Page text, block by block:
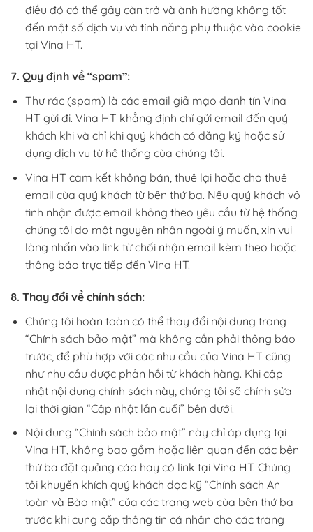
điều đó có thể gây cản trở và ảnh hưởng không tốt
đến một số dịch vụ và tính năng phụ thuộc vào cookie
tại Vina HT.
7. Quy định về “spam”:
Thư rác (spam) là các email giả mạo danh tín Vina
HT gửi đi. Vina HT khẳng định chỉ gửi email đến quý
khách khi và chỉ khi quý khách có đăng ký hoặc sử
dụng dịch vụ từ hệ thống của chúng tôi.
Vina HT cam kết không bán, thuê lại hoặc cho thuê
email của quý khách từ bên thứ ba. Nếu quý khách vô
tình nhận được email không theo yêu cầu từ hệ thống
chúng tôi do một nguyên nhân ngoài ý muốn, xin vui
lòng nhấn vào link từ chối nhận email kèm theo hoặc
thông báo trực tiếp đến Vina HT.
8. Thay đổi về chính sách:
Chúng tôi hoàn toàn có thể thay đổi nội dung trong
“Chính sách bảo mật” mà không cần phải thông báo
trước, để phù hợp với các nhu cầu của Vina HT cũng
như nhu cầu được phản hồi từ khách hàng. Khi cập
nhật nội dung chính sách này, chúng tôi sẽ chỉnh sửa
lại thời gian “Cập nhật lần cuối” bên dưới.
Nội dung “Chính sách bảo mật” này chỉ áp dụng tại
Vina HT, không bao gồm hoặc liên quan đến các bên
thứ ba đặt quảng cáo hay có link tại Vina HT. Chúng
tôi khuyến khích quý khách đọc kỹ “Chính sách An
toàn và Bảo mật” của các trang web của bên thứ ba
trước khi cung cấp thông tin cá nhân cho các trang